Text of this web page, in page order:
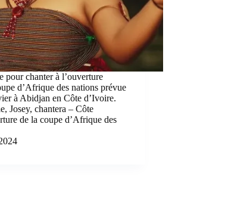
pour chanter à l’ouverture
d’Afrique des nations prévue
à Abidjan en Côte d’Ivoire.
Josey, chantera – Côte
de la coupe d’Afrique des